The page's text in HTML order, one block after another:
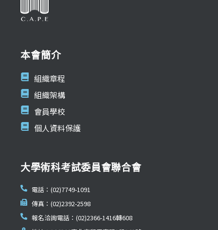
本會簡介
組織章程
組織架構
會員學校
個人資料保護
大學術科考試委員會聯合會
電話：(02)7749-1091
傳真：(02)2392-2598
報名洽詢電話：(02)2366-1416轉608